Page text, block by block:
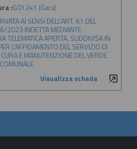
:G01241 (Gara)
AI SENSI DELL'ART. 61 DEL
2023 INDETTA MEDIANTE
TELEMATICA APERTA, SUDDIVISA IN
L'AFFIDAMENTO DEL SERVIZIO DI
E MANUTENZIONE DEL VERDE
Visualizza scheda